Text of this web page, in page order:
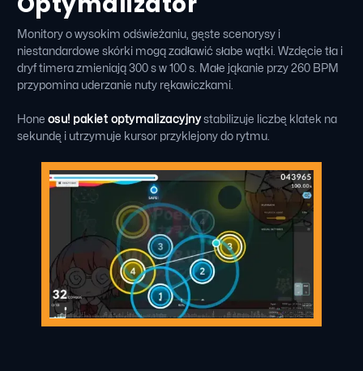
Monitory o wysokim odświeżaniu, gęste scenorysy i
niestandardowe skórki mogą zadławić słabe wątki. Wzdęcie tła i
dryf timera zmieniają 300 s w 100 s. Małe jąkanie przy 260 BPM
przypomina uderzanie nuty rękawiczkami.
Hone osu! pakiet optymalizacyjnystabilizuje liczbę klatek na
sekundę i utrzymuje kursor przyklejony do rytmu.